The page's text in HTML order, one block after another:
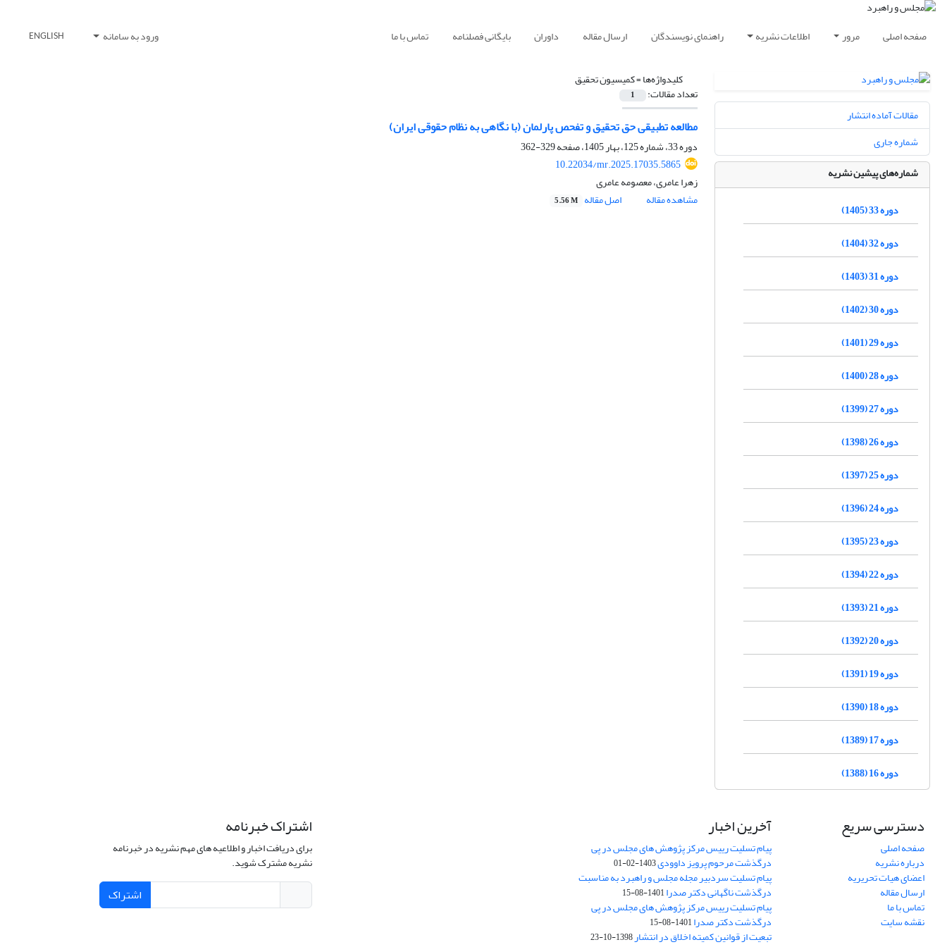
صفحه اصلی مرور اطلاعات نشریه راهنمای نویسندگان ارسال مقاله داوران بایگانی فصلنامه تماس با ما ورود به سامانه ENGLISH
کلیدواژه‌ها =کمیسیون تحقیق
تعداد مقالات: 1
مطالعه تطبیقی حق تحقیق و تفحص پارلمان (با نگاهی به نظام حقوقی ایران)
دوره 33، شماره 125، بهار 1405، صفحه
329-362
10.22034/mr.2025.17035.5865
زهرا عامری، معصومه عامری
مشاهده مقاله
اصل مقاله 5.56 M
مقالات آماده انتشار
شماره جاری
شماره‌های پیشین نشریه
دوره 33 (1405)
دوره 32 (1404)
دوره 31 (1403)
دوره 30 (1402)
دوره 29 (1401)
دوره 28 (1400)
دوره 27 (1399)
دوره 26 (1398)
دوره 25 (1397)
دوره 24 (1396)
دوره 23 (1395)
دوره 22 (1394)
دوره 21 (1393)
دوره 20 (1392)
دوره 19 (1391)
دوره 18 (1390)
دوره 17 (1389)
دوره 16 (1388)
دسترسی سریع
صفحه اصلی
درباره نشریه
اعضای هیات تحریریه
ارسال مقاله
تماس با ما
نقشه سایت
آخرین اخبار
پیام تسلیت رییس مرکز پژوهش های مجلس در پی
درگذشت مرحوم پرویز داوودی1403-02-01
پیام تسلیت سردبیر مجله مجلس و راهبرد به مناسبت
درگذشت ناگهانی دکتر صدرا1401-08-15
پیام تسلیت رییس مرکز پژوهش های مجلس در پی
درگذشت دکتر صدرا1401-08-15
تبعیت از قوانین کمیته اخلاق در انتشار1398-10-23
اشتراک خبرنامه
برای دریافت اخبار و اطلاعیه های مهم نشریه در خبرنامه
نشریه مشترک شوید.
اشتراک